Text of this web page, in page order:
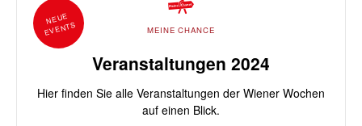
MEINE CHANCE
Veranstaltungen 2024
Hier finden Sie alle Veranstaltungen der Wiener Wochen
auf einen Blick.
NEUE
EVENTS